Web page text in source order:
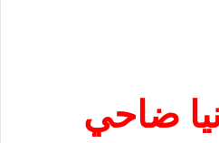
ضاحي